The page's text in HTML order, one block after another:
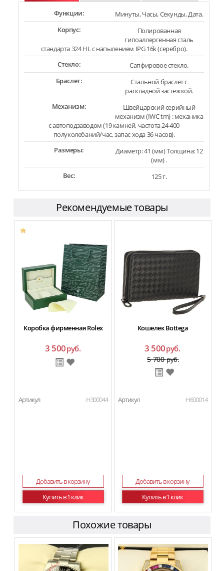
Функции:
Минуты, Часы, Секунды, Дата.
Корпус:
Полированная
гипоаллергенная сталь
стандарта 324 HL с напылением IPG 16k (серебро).
Стекло:
Сапфировое стекло.
Браслет:
Стальной браслет с
раскладной застежкой.
Механизм:
Швейцарский серийный
механизм (IWC tm) : механика
с автоподзаводом (19 камней, частота 24 400
полуколебаний/час, запас хода 36 часов).
Размеры:
Диаметр: 41 (мм) Толщина: 12
(мм) .
Вес:
125 г.
Рекомендуемые товары
Коробка фирменная Rolex
3 500руб.
Артикул H300044
Добавить в корзину
Купить в 1 клик
Кошелек Bottega
3 500руб.
5 700руб.
Артикул H600014
Добавить в корзину
Купить в 1 клик
Похожие товары